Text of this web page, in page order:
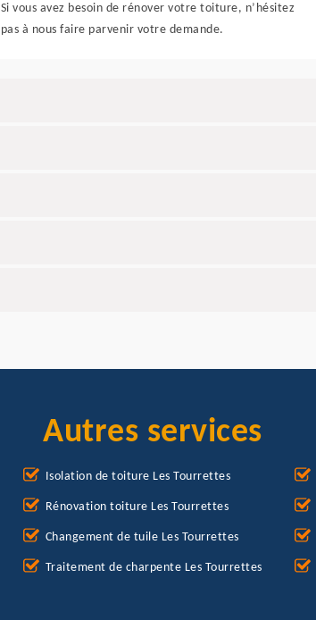
Si vous avez besoin de rénover votre toiture, n’hésitez
pas à nous faire parvenir votre demande.
Autres services
Isolation de toiture Les Tourrettes
Rénovation toiture Les Tourrettes
Changement de tuile Les Tourrettes
Traitement de charpente Les Tourrettes